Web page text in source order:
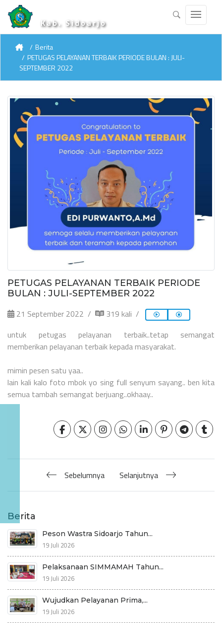
Kab. Sidoarjo
Berita
PETUGAS PELAYANAN TERBAIK PERIODE BULAN : JULI-
SEPTEMBER 2022
PETUGAS PELAYANAN TERBAIK PERIODE
BULAN : JULI-SEPTEMBER 2022
21 September 2022
319 kali
untuk petugas pelayanan terbaik..tetap semangat
memberikan pelayanan terbaik kepada masyarakat.
mimin pesen satu yaa..
lain kali kalo foto mbok yo sing full senyum sayang.. ben kita
semua tambah semangat berjuang..okhaay..
Sebelumnya Selanjutnya
Berita
Peson Wastra Sidoarjo Tahun...
19 Juli 2026
Pelaksanaan SIMMAMAH Tahun...
19 Juli 2026
Wujudkan Pelayanan Prima,...
19 Juli 2026